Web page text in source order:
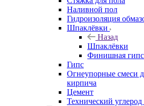
Наливной пол
Гидроизоляция
Шпаклёвки
Назад
Шпаклёвки
Финишная
Гипс
Огнеупорные смеси
кирпича
Цемент
Технический